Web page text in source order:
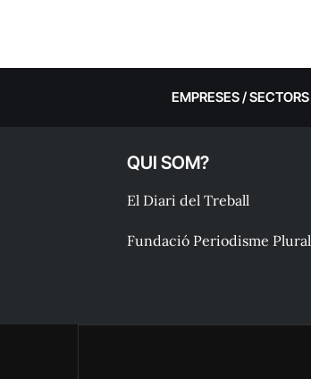
EMPRESES / SECTORS
QUI SOM?
El Diari del Treball
Fundació Periodisme Plural